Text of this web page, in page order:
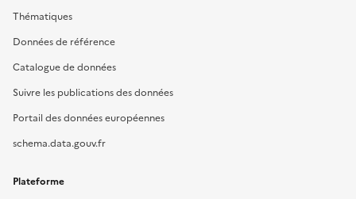
Thématiques
Données de référence
Catalogue de données
Suivre les publications des données
Portail des données européennes
schema.data.gouv.fr
Plateforme